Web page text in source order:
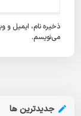
ذخیره نام، ایمیل و
می‌نویسم.
جدیدترین ها